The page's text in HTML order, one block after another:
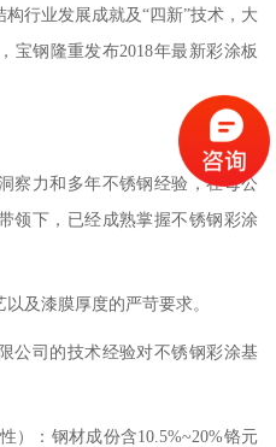
行业发展成就及“四新”技术，大
宝钢隆重发布2018年最新彩涂板
察力和多年不锈钢经验，在母公
领下，已经成熟掌握不锈钢彩涂
及漆膜厚度的严苛要求。
公司的技术经验对不锈钢彩涂基
）：钢材成份含10.5%~20%铬元